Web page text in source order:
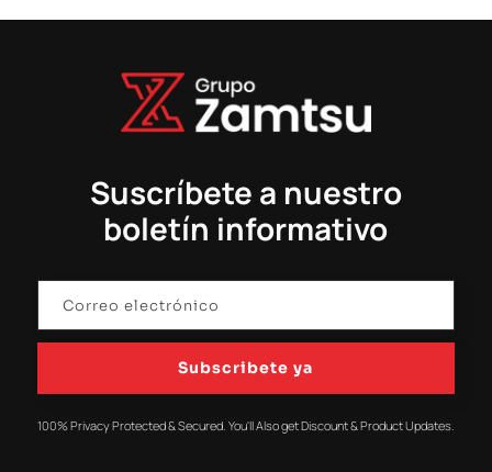
Suscríbete a nuestro
boletín informativo
Subscribete ya
100% Privacy Protected & Secured. You'll Also get Discount & Product Updates.